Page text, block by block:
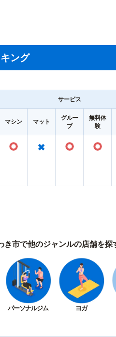
ング
サービス
マシン マット
グルー
プ
無料体
験
○ × ○ ○
き市で他のジャンルの店舗を探
パーソナルジム ヨガ